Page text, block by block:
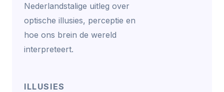
Nederlandstalige uitleg over
optische illusies, perceptie en
hoe ons brein de wereld
interpreteert.
ILLUSIES